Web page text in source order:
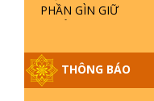
THÔNG BÁO